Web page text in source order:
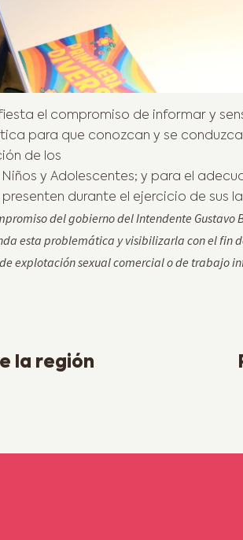
el compromiso de informar y
para que conozcan y se
de los
y Adolescentes; y para el
durante el ejercicio de sus
del gobierno del Intendente Gustavo
esta problemática y visibilizarla con el fin
explotación sexual comercial o de trabajo
la región